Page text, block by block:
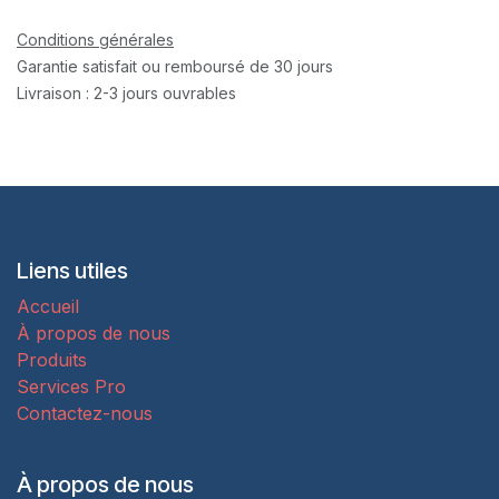
Conditions générales
Garantie satisfait ou remboursé de 30 jours
Livraison : 2-3 jours ouvrables
Liens utiles
Accueil
À propos de nous
Produits
Services Pro
Contactez-nous
À propos de nous